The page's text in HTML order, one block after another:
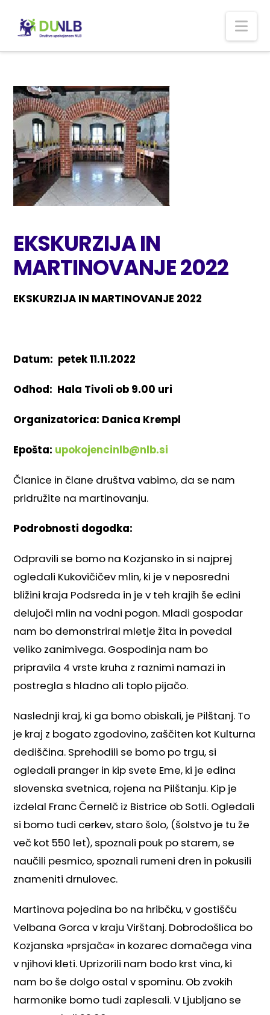
EKSKURZIJA IN
MARTINOVANJE 2022
EKSKURZIJA IN MARTINOVANJE 2022
Datum: petek 11.11.2022
Odhod: Hala Tivoli ob 9.00 uri
Organizatorica: Danica Krempl
Epošta: upokojencinlb@nlb.si
Članice in člane društva vabimo, da se nam
pridružite na martinovanju.
Podrobnosti dogodka:
Odpravili se bomo na Kozjansko in si najprej
ogledali Kukovičičev mlin, ki je v neposredni
bližini kraja Podsreda in je v teh krajih še edini
delujoči mlin na vodni pogon. Mladi gospodar
nam bo demonstriral mletje žita in povedal
veliko zanimivega. Gospodinja nam bo
pripravila 4 vrste kruha z raznimi namazi in
postregla s hladno ali toplo pijačo.
Naslednji kraj, ki ga bomo obiskali, je Pilštanj. To
je kraj z bogato zgodovino, zaščiten kot Kulturna
dediščina. Sprehodili se bomo po trgu, si
ogledali pranger in kip svete Eme, ki je edina
slovenska svetnica, rojena na Pilštanju. Kip je
izdelal Franc Černelč iz Bistrice ob Sotli. Ogledali
si bomo tudi cerkev, staro šolo, (šolstvo je tu že
več kot 550 let), spoznali pouk po starem, se
naučili pesmico, spoznali rumeni dren in pokusili
znameniti drnulovec.
Martinova pojedina bo na hribčku, v gostišču
Velbana Gorca v kraju Virštanj. Dobrodošlica bo
Kozjanska »prsjača« in kozarec domačega vina
v njihovi kleti. Uprizorili nam bodo krst vina, ki
nam bo še dolgo ostal v spominu. Ob zvokih
harmonike bomo tudi zaplesali. V Ljubljano se